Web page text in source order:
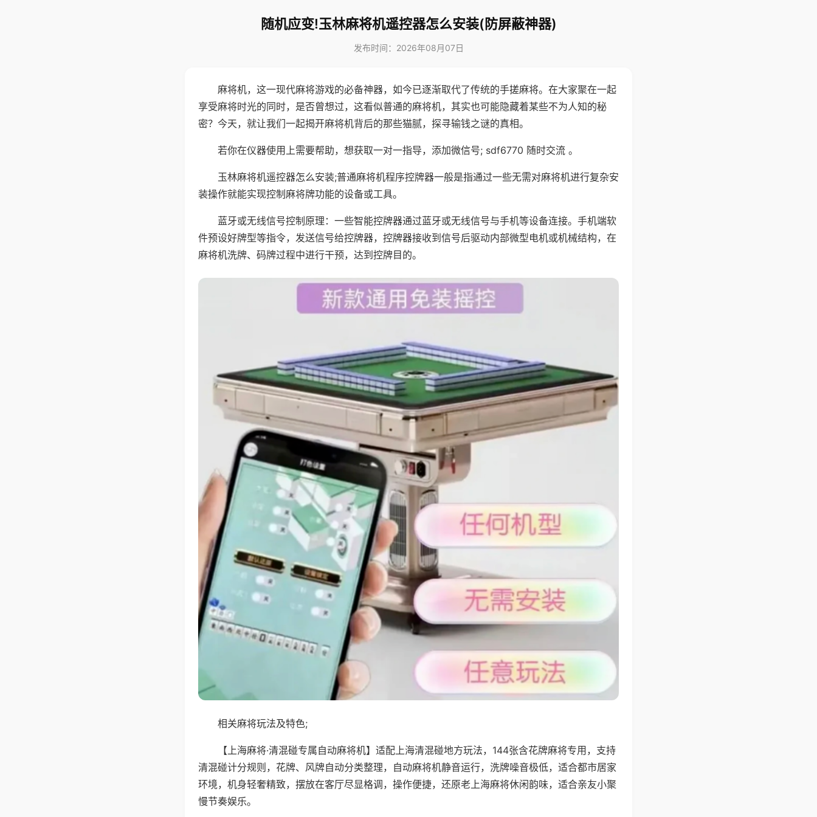
随机应变!玉林麻将机遥控器怎么安装(防屏蔽神器)
发布时间：2026年08月07日
麻将机，这一现代麻将游戏的必备神器，如今已逐渐取代了传统的手搓麻将。在大家聚在一起
享受麻将时光的同时，是否曾想过，这看似普通的麻将机，其实也可能隐藏着某些不为人知的秘
密？今天，就让我们一起揭开麻将机背后的那些猫腻，探寻输钱之谜的真相。
若你在仪器使用上需要帮助，想获取一对一指导，添加微信号; sdf6770 随时交流 。
玉林麻将机遥控器怎么安装;普通麻将机程序控牌器一般是指通过一些无需对麻将机进行复杂安
装操作就能实现控制麻将牌功能的设备或工具。
蓝牙或无线信号控制原理：一些智能控牌器通过蓝牙或无线信号与手机等设备连接。手机端软
件预设好牌型等指令，发送信号给控牌器，控牌器接收到信号后驱动内部微型电机或机械结构，在
麻将机洗牌、码牌过程中进行干预，达到控牌目的。
相关麻将玩法及特色;
【上海麻将·清混碰专属自动麻将机】适配上海清混碰地方玩法，144张含花牌麻将专用，支持
清混碰计分规则，花牌、风牌自动分类整理，自动麻将机静音运行，洗牌噪音极低，适合都市居家
环境，机身轻奢精致，摆放在客厅尽显格调，操作便捷，还原老上海麻将休闲韵味，适合亲友小聚
慢节奏娱乐。